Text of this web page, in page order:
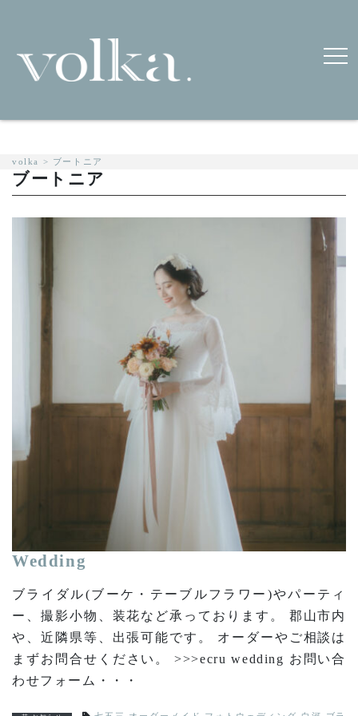
volka > ブートニア
ブートニア
Wedding
ブライダル(ブーケ・テーブルフラワー)やパーティ
ー、撮影小物、装花など承っております。 郡山市内
や、近隣県等、出張可能です。 オーダーやご相談は
まずお問合せください。 >>>ecru wedding お問い合
わせフォーム・・・